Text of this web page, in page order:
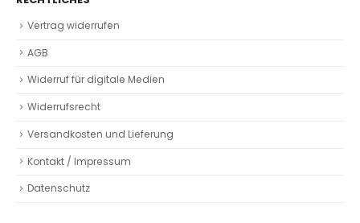
Vertrag widerrufen
AGB
Widerruf für digitale Medien
Widerrufsrecht
Versandkosten und Lieferung
Kontakt / Impressum
Datenschutz